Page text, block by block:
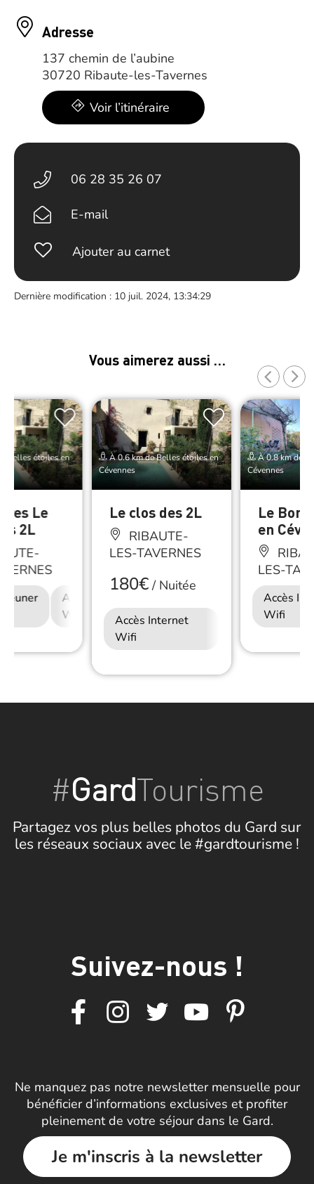
Adresse
137 chemin de l’aubine
30720 Ribaute-les-Tavernes
Voir l’itinéraire
06 28 35 26 07
E-mail
Ajouter au carnet
Dernière modification : 10 juil. 2024, 13:34:29
Vous aimerez aussi …
Belles étoiles en
Le
2L
Accès Internet
Wifi
À 0.6 km de Belles étoiles en
Cévennes
Le clos des 2L
RIBAUTE-
LES-TAVERNES
180€/Nuitée
Accès Internet
Wifi
À 0.8 km de
Cévennes
Le Bon
en
LES-
Accès
Wifi
#GardTourisme
Partagez vos plus belles photos du Gard sur
les réseaux sociaux avec le #gardtourisme !
Suivez-nous !
Ne manquez pas notre newsletter mensuelle pour
bénéficier d’informations exclusives et profiter
pleinement de votre séjour dans le Gard.
Je m'inscris à la newsletter